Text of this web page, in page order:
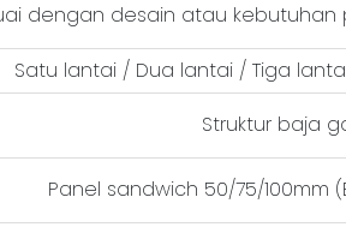
dengan desain atau kebutuhan
Satu lantai / Dua lantai / Tiga
Struktur baja
Panel sandwich 50/75/100mm